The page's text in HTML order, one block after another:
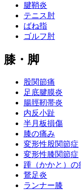
腱鞘炎
テニス肘
ばね指
ゴルフ肘
膝・脚
股関節痛
足底腱膜炎
腸脛靭帯炎
内反小趾
半月板損傷
膝の痛み
変形性股関節症
変形性膝関節症
踵（かかと）の
鵞足炎
ランナー膝